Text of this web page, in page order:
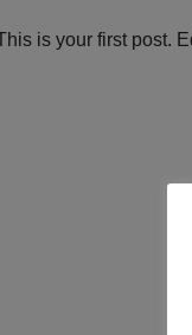
is your first post.